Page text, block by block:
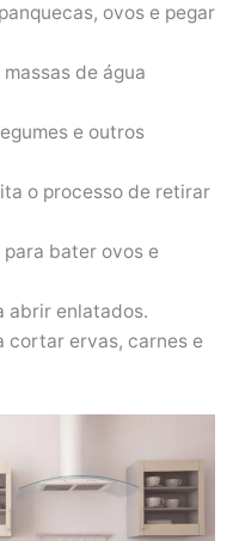
ovos e pegar
de água
e outros
o processo de retirar
bater ovos e
abrir enlatados.
cortar ervas, carnes e